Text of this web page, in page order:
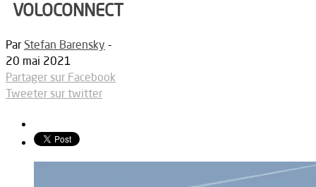
VOLOCONNECT
Par Stefan Barensky -
20 mai 2021
Partager sur Facebook
Tweeter sur twitter